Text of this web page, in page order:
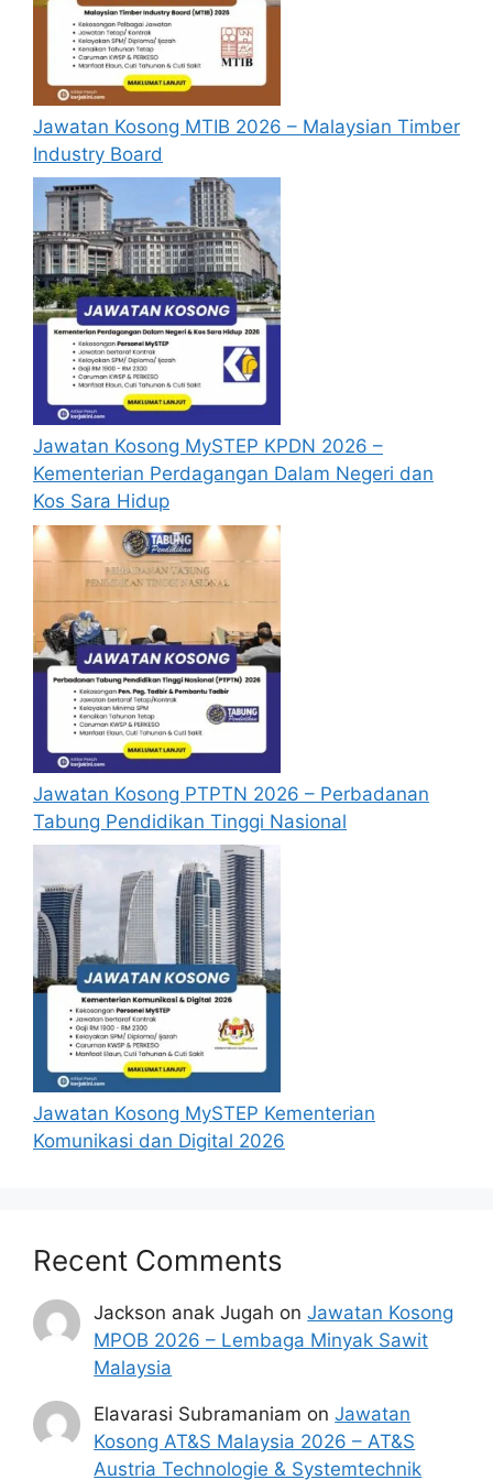
pastikan andalogin/register
mengisi segala maklumat yang diminta
dengan lengkap dan tepat.
Perlu diingatkan, hanya pemohon yang
layak sahaja akan dipanggil ke
temuduga. Sila lengkapkan dan
kemaskini maklumat anda yang telah
didaftarkan. Permohonan yang tidak
menerima sebarang jawapan selepas
bulandari tarikh iklan ditutup hendaklah
menganggap permohonan mereka tidak
berjaya.
Mohon Online
Jawatan Kosong MTIB 2026 – Malaysian Timber
Industry Board
Jawatan Kosong MySTEP KPDN 2026 –
Kementerian Perdagangan Dalam Negeri dan
Kos Sara Hidup
Jawatan Kosong PTPTN 2026 – Perbadanan
Tabung Pendidikan Tinggi Nasional
Jawatan Kosong MySTEP Kementerian
Komunikasi dan Digital 2026
Recent Comments
Jackson anak Jugah onJawatan Kosong
MPOB 2026 – Lembaga Minyak Sawit
Malaysia
Elavarasi Subramaniam onJawatan
Kosong AT&S Malaysia 2026 – AT&S
Austria Technologie & Systemtechnik